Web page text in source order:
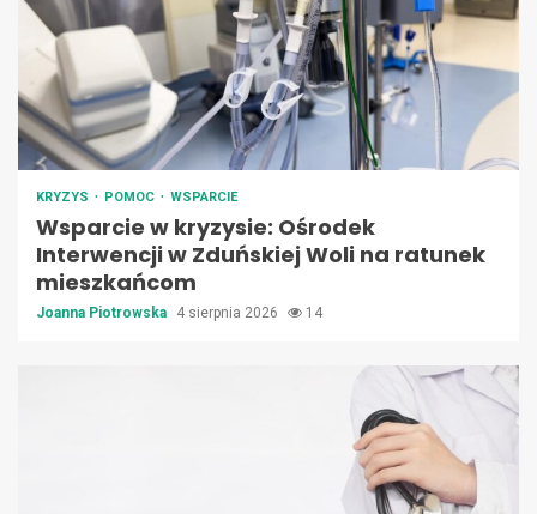
KRYZYS POMOC WSPARCIE
Wsparcie w kryzysie: Ośrodek
Interwencji w Zduńskiej Woli na ratunek
mieszkańcom
Joanna Piotrowska 4 sierpnia 2026 14